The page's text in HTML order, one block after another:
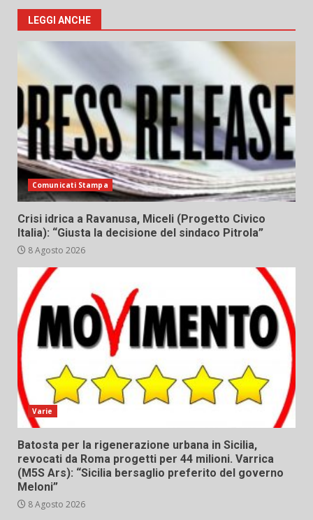
LEGGI ANCHE
Comunicati Stampa
Crisi idrica a Ravanusa, Miceli (Progetto Civico
Italia): “Giusta la decisione del sindaco Pitrola”
8 Agosto 2026
Varie
Batosta per la rigenerazione urbana in Sicilia,
revocati da Roma progetti per 44 milioni. Varrica
(M5S Ars): “Sicilia bersaglio preferito del governo
Meloni”
8 Agosto 2026